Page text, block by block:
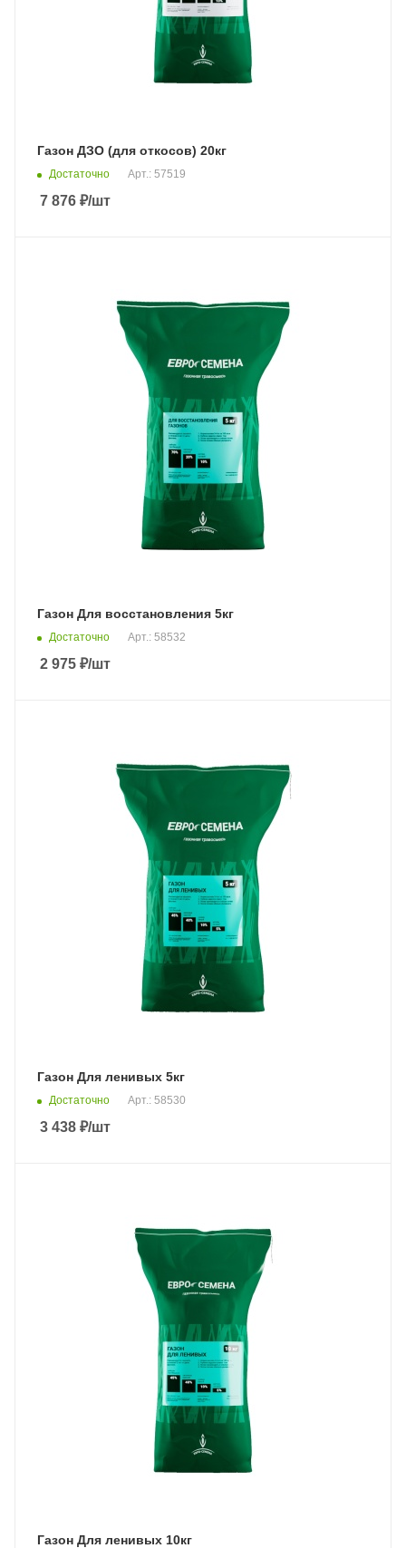
Газон ДЗО (для откосов) 20кг
Достаточно Арт.: 57519
7 876 ₽/шт
Газон Для восстановления 5кг
Достаточно Арт.: 58532
2 975 ₽/шт
Газон Для ленивых 5кг
Достаточно Арт.: 58530
3 438 ₽/шт
Газон Для ленивых 10кг